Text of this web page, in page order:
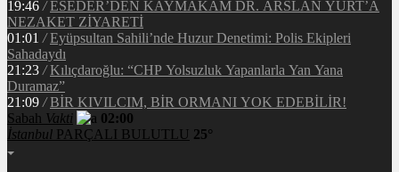
19:46 / ESEDER’DEN KAYMAKAM DR. ARSLAN YURT’A
NEZAKET ZİYARETİ
01:01 / Eyüpsultan Sahili’nde Huzur Denetimi: Polis Ekipleri
Sahadaydı
21:23 / Kılıçdaroğlu: “CHP Yolsuzluk Yapanlarla Yan Yana
Duramaz”
21:09 / BİR KIVILCIM, BİR ORMANI YOK EDEBİLİR!
Sabah Vakti
02:00
İstanbul PARÇALI BULUTLU 25°